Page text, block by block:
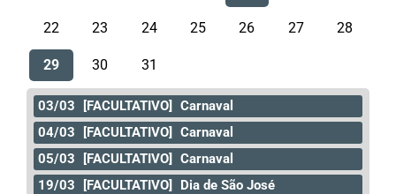
22 23 24 25 26 27 28
29 30 31
03/03 [FACULTATIVO]
Carnaval
04/03
[FACULTATIVO]
Carnaval
05/03
[FACULTATIVO]
Carnaval
19/03
[FACULTATIVO]
Dia de São José